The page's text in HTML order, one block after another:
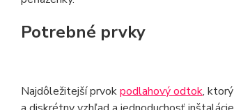
Potrebné prvky
Najdôležitejší prvokpodlahový odtok,